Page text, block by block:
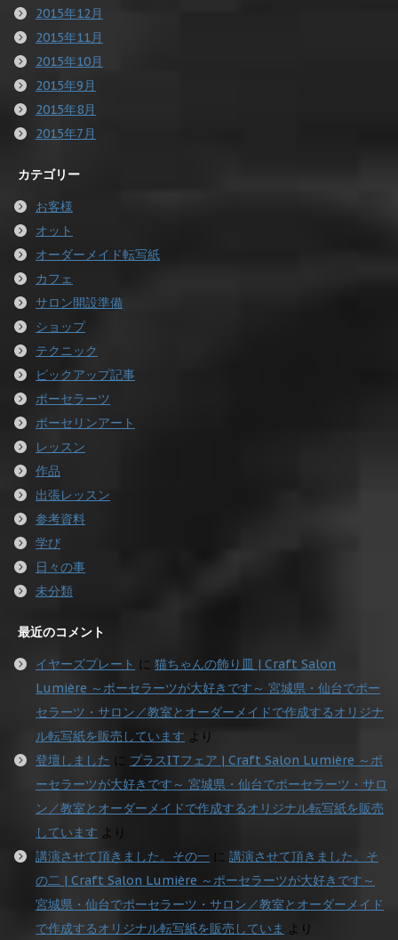
2015年12月
2015年11月
2015年10月
2015年9月
2015年8月
2015年7月
カテゴリー
お客様
オット
オーダーメイド転写紙
カフェ
サロン開設準備
ショップ
テクニック
ピックアップ記事
ポーセラーツ
ポーセリンアート
レッスン
作品
出張レッスン
参考資料
学び
日々の事
未分類
最近のコメント
イヤーズプレート に 猫ちゃんの飾り皿 | Craft Salon
Lumière ～ポーセラーツが大好きです～ 宮城県・仙台でポー
セラーツ・サロン／教室とオーダーメイドで作成するオリジナ
ル転写紙を販売しています より
登壇しました に プラスITフェア | Craft Salon Lumière ～ポ
ーセラーツが大好きです～ 宮城県・仙台でポーセラーツ・サロ
ン／教室とオーダーメイドで作成するオリジナル転写紙を販売
しています より
講演させて頂きました。その一 に 講演させて頂きました。そ
の二 | Craft Salon Lumière ～ポーセラーツが大好きです～
宮城県・仙台でポーセラーツ・サロン／教室とオーダーメイド
で作成するオリジナル転写紙を販売していま より